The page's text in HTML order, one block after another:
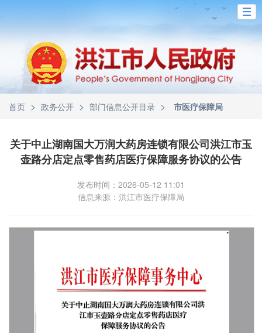
首页 > 政务公开 > 部门信息公开目录 > 市医疗保障局
关于中止湖南国大万润大药房连锁有限公司洪江市玉
壶路分店定点零售药店医疗保障服务协议的公告
发布时间：2026-05-12 11:01
信息来源：洪江市医疗保障局